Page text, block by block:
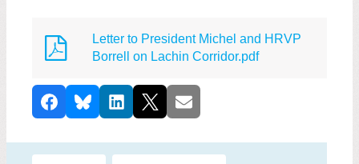
Letter to President Michel and HRVP
Borrell on Lachin Corridor.pdf
D
e
l
FacebookBlueskyLinkedIn
X E-mail